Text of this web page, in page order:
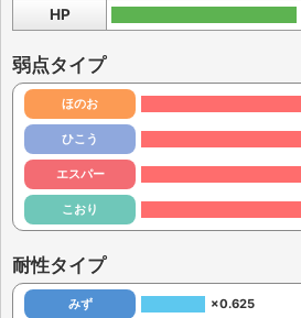
HP
弱点タイプ
ほのお
ひこう
エスパー
こおり
耐性タイプ
みず ×0.625